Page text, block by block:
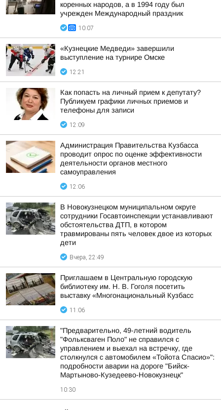
коренных народов, а в 1994 году был
учрежден Международный праздник
10:07
«Кузнецкие Медведи» завершили
выступление на турнире Омске
12:21
Как попасть на личный прием к депутату?
Публикуем графики личных приемов и
телефоны для записи
12:09
Администрация Правительства Кузбасса
проводит опрос по оценке эффективности
деятельности органов местного
самоуправления
12:06
В Новокузнецком муниципальном округе
сотрудники Госавтоинспекции устанавливают
обстоятельства ДТП, в котором
травмированы пять человек двое из которых
дети
Вчера, 22:49
Приглашаем в Центральную городскую
библиотеку им. Н. В. Гоголя посетить
выставку «Многонациональный Кузбасс
11:06
"Предварительно, 49-летний водитель
"Фольксваген Поло" не справился с
управлением и выехал на встречку, где
столкнулся с автомобилем «Тойота Спасио»":
подробности аварии на дороге "Бийск-
Мартыново-Кузедеево-Новокузнецк"
10:30